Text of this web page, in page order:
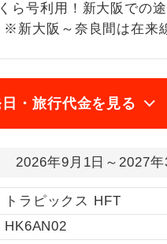
ら号利用！新大阪での
※新大阪～奈良間は在来
・旅行代金を見る
2026年9月1日～2027年
トラピックス HFT
HK6AN02
2名様から出発可能な個人型
す。
おひとり様限定でご参加いた
スです。
コースです。
ご夫婦限定でご参加いただけ
す。
女性限定でご参加いただける